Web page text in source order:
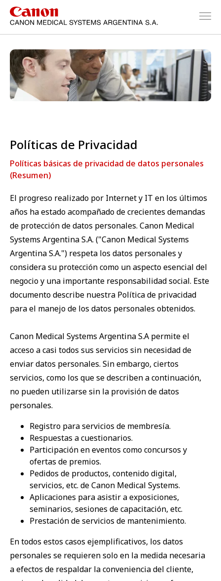
Políticas de Privacidad
Políticas básicas de privacidad de datos personales
(Resumen)
El progreso realizado por Internet y IT en los últimos
años ha estado acompañado de crecientes demandas
de protección de datos personales. Canon Medical
Systems Argentina S.A. ("Canon Medical Systems
Argentina S.A.") respeta los datos personales y
considera su protección como un aspecto esencial del
negocio y una importante responsabilidad social. Este
documento describe nuestra Política de privacidad
para el manejo de los datos personales obtenidos.
Canon Medical Systems Argentina S.A permite el
acceso a casi todos sus servicios sin necesidad de
enviar datos personales. Sin embargo, ciertos
servicios, como los que se describen a continuación,
no pueden utilizarse sin la provisión de datos
personales.
Registro para servicios de membresía.
Respuestas a cuestionarios.
Participación en eventos como concursos y
ofertas de premios.
Pedidos de productos, contenido digital,
servicios, etc. de Canon Medical Systems.
Aplicaciones para asistir a exposiciones,
seminarios, sesiones de capacitación, etc.
Prestación de servicios de mantenimiento.
En todos estos casos ejemplificativos, los datos
personales se requieren solo en la medida necesaria
a efectos de respaldar la conveniencia del cliente,